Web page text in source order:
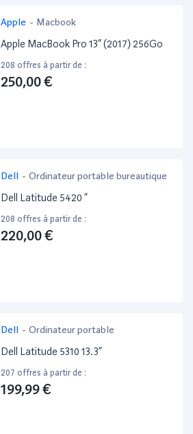
Apple - Macbook
Apple MacBook Pro 13” (2017) 256Go
208 offres à partir de :
250,00 €
Dell - Ordinateur portable bureautique
Dell Latitude 5420 ”
208 offres à partir de :
220,00 €
Dell - Ordinateur portable
Dell Latitude 5310 13.3”
207 offres à partir de :
199,99 €